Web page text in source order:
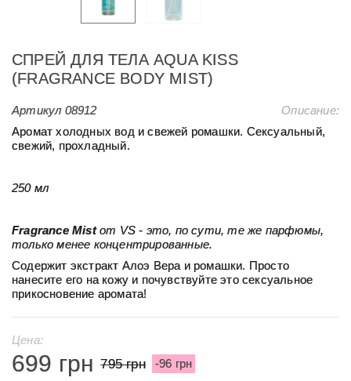
СПРЕЙ ДЛЯ ТЕЛА AQUA KISS
(FRAGRANCE BODY MIST)
Артикул 08912
Описание:
Аромат холодных вод и свежей ромашки. Сексуальный,
свежий, прохладный.
250 мл
Fragrance Mistот VS - это, по сути, те же парфюмы,
только менее концентрированные.
Содержит экстракт Алоэ Вера и ромашки. Просто
нанесите его на кожу и почувствуйте это сексуальное
прикосновение аромата!
Цена:
699 грн 795 грн -96 грн